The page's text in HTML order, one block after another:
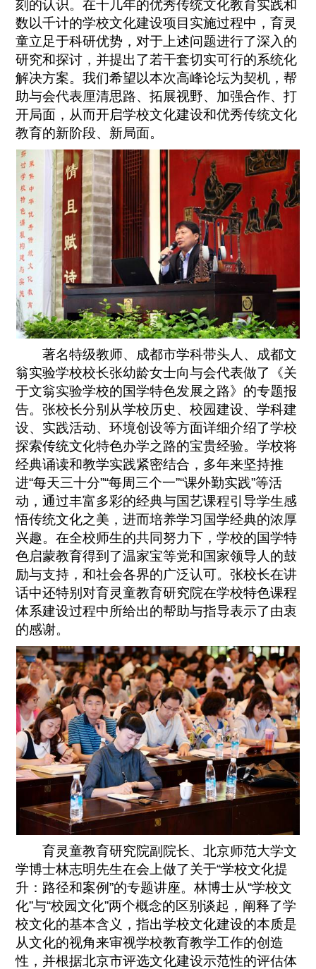
刻的认识。在十几年的优秀传统文化教育实践和
数以千计的学校文化建设项目实施过程中，育灵
童立足于科研优势，对于上述问题进行了深入的
研究和探讨，并提出了若干套切实可行的系统化
解决方案。我们希望以本次高峰论坛为契机，帮
助与会代表厘清思路、拓展视野、加强合作、打
开局面，从而开启学校文化建设和优秀传统文化
教育的新阶段、新局面。
著名特级教师、成都市学科带头人、成都文
翁实验学校校长张幼龄女士向与会代表做了《关
于文翁实验学校的国学特色发展之路》的专题报
告。张校长分别从学校历史、校园建设、学科建
设、实践活动、环境创设等方面详细介绍了学校
探索传统文化特色办学之路的宝贵经验。学校将
经典诵读和教学实践紧密结合，多年来坚持推
进“每天三十分”“每周三个一”“课外勤实践”等活
动，通过丰富多彩的经典与国艺课程引导学生感
悟传统文化之美，进而培养学习国学经典的浓厚
兴趣。在全校师生的共同努力下，学校的国学特
色启蒙教育得到了温家宝等党和国家领导人的鼓
励与支持，和社会各界的广泛认可。张校长在讲
话中还特别对育灵童教育研究院在学校特色课程
体系建设过程中所给出的帮助与指导表示了由衷
的感谢。
育灵童教育研究院副院长、北京师范大学文
学博士林志明先生在会上做了关于“学校文化提
升：路径和案例”的专题讲座。林博士从“学校文
化”与“校园文化”两个概念的区别谈起，阐释了学
校文化的基本含义，指出学校文化建设的本质是
从文化的视角来审视学校教育教学工作的创造
性，并根据北京市评选文化建设示范性的评估体